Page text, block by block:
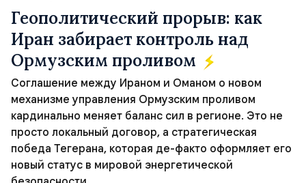
Геополитический прорыв: как
Иран забирает контроль над
Ормузским проливом
Соглашение между Ираном и Оманом о новом
механизме управления Ормузским проливом
кардинально меняет баланс сил в регионе. Это не
просто локальный договор, а стратегическая
победа Тегерана, которая де-факто оформляет его
новый статус в мировой энергетической